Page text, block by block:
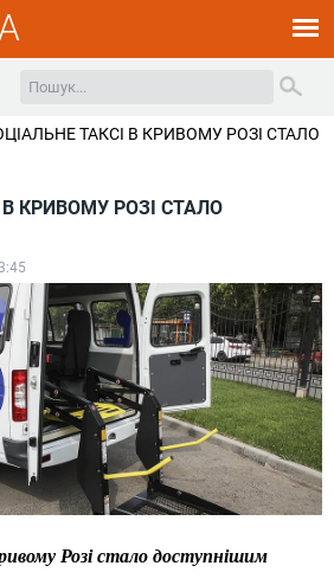
ТАКСІ В КРИВОМУ РОЗІ СТАЛО
КРИВОМУ РОЗІ СТАЛО
Розі стало доступнішим